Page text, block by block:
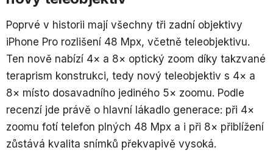
Poprvé v historii mají všechny tři zadní objektivy
iPhone Pro rozlišení 48 Mpx, včetně teleobjektivu.
Ten nově nabízí 4× a 8× optický zoom díky takzvané
teraprism konstrukci, tedy nový teleobjektiv s 4× a
8× místo dosavadního jediného 5× zoomu. Podle
recenzí jde právě o hlavní lákadlo generace: při 4×
zoomu fotí telefon plných 48 Mpx a i při 8× přiblížení
zůstává kvalita snímků překvapivě vysoká.